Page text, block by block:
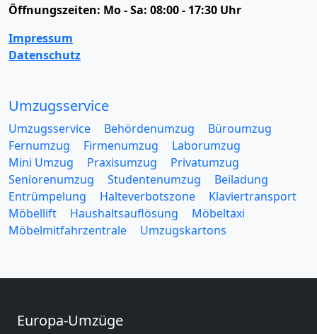
Öffnungszeiten: Mo - Sa: 08:00 - 17:30 Uhr
Impressum
Datenschutz
Umzugsservice
Umzugsservice Behördenumzug
Büroumzug
Fernumzug
Firmenumzug
Laborumzug
Mini Umzug
Praxisumzug
Privatumzug
Seniorenumzug
Studentenumzug
Beiladung
Entrümpelung
Halteverbotszone
Klaviertransport
Möbellift
Haushaltsauflösung
Möbeltaxi
Möbelmitfahrzentrale
Umzugskartons
Europa-Umzüge